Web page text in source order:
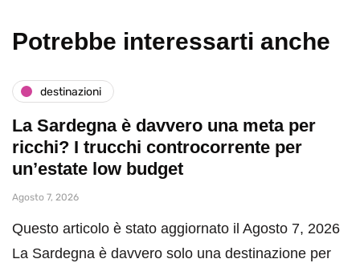
Potrebbe interessarti anche
destinazioni
La Sardegna è davvero una meta per
ricchi? I trucchi controcorrente per
un’estate low budget
Agosto 7, 2026
Questo articolo è stato aggiornato il Agosto 7, 2026
La Sardegna è davvero solo una destinazione per